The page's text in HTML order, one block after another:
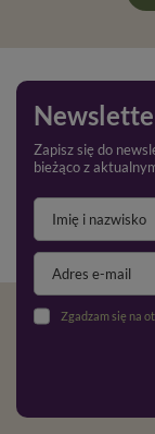
Zapisz się do
bieżąco z
Zgadzam się na otrzymywanie